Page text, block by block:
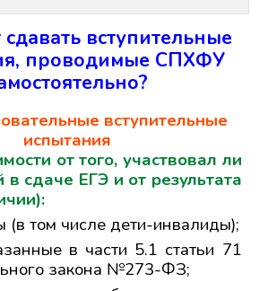
вступительные
проводимые СПХФУ
вступительные
испытания
от того, участвовал ли
сдаче ЕГЭ и от результата
(в том числе дети-инвалиды);
в части 5.1 статьи 71
закона №273-ФЗ;